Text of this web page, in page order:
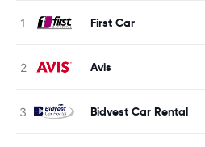
First Car
Avis
Bidvest Car Rental